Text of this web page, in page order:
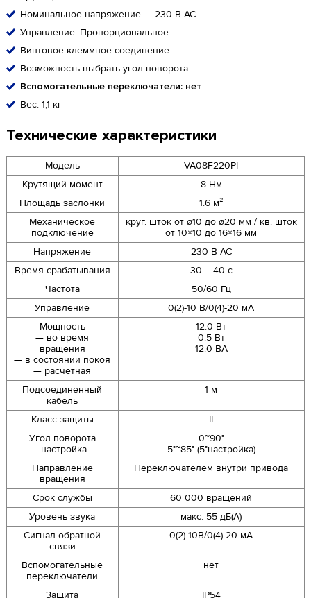
Номинальное напряжение — 230 В AC
Управление: Пропорциональное
Винтовое клеммное соединение
Возможность выбрать угол поворота
Вспомогательные переключатели: нет
Вес: 1,1 кг
Технические характеристики
Модель
VA08F220PI
Крутящий момент
8 Нм
Площадь заслонки
1.6 м²
Механическое
подключение
круг. шток от ø10 до ø20 мм / кв. шток
от 10×10 до 16×16 мм
Напряжение
230 В AC
Время срабатывания
30 – 40 с
Частота
50/60 Гц
Управление
0(2)-10 В/0(4)-20 мА
Мощность
— во время
вращения
— в состоянии покоя
— расчетная
12.0 Вт
0.5 Вт
12.0 ВА
Подсоединенный
кабель
1 м
Класс защиты
II
Угол поворота
-настройка
0~90°
5°~85° (5°настройка)
Направление
вращения
Переключателем внутри привода
Срок службы
60 000 вращений
Уровень звука
макс. 55 дБ(А)
Сигнал обратной
связи
0(2)-10В/0(4)-20 мА
Вспомогательные
переключатели
нет
Защита IP54